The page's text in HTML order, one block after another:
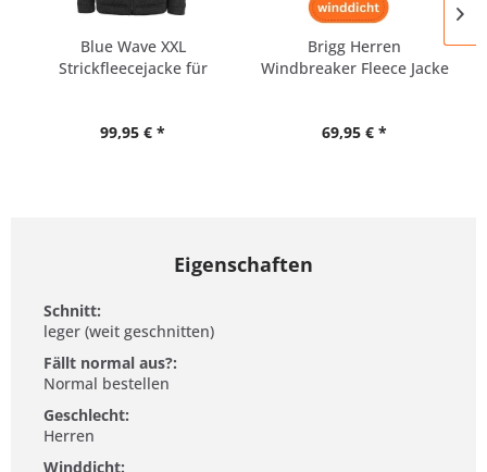
Blue Wave XXL
Strickfleecejacke für
99,95 € *
Brigg Herren
Windbreaker Fleece Jacke
69,95 € *
Eigenschaften
Schnitt:
leger (weit geschnitten)
Fällt normal aus?:
Normal bestellen
Geschlecht:
Herren
Winddicht: